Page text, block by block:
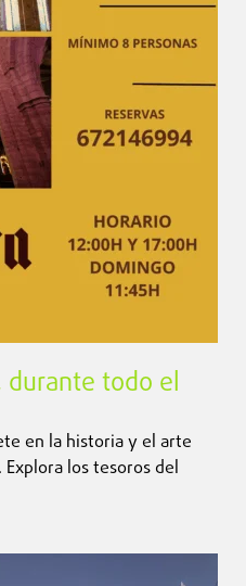
durante todo el
en la historia y el arte
los tesoros del